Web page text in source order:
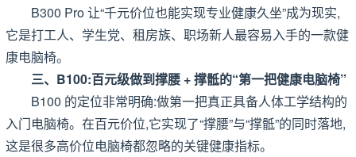
B300 Pro 让“千元价位也能实现专业健康久坐”成为现实,
它是打工人、学生党、租房族、职场新人最容易入手的一款健
康电脑椅。
三、B100:百元级做到撑腰 + 撑骶的“第一把健康电脑椅”
B100 的定位非常明确:做第一把真正具备人体工学结构的
入门电脑椅。在百元价位,它实现了“撑腰”与“撑骶”的同时落地,
这是很多高价位电脑椅都忽略的关键健康指标。